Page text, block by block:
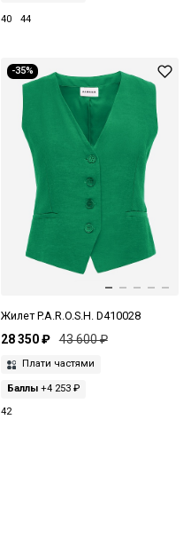
40 44
-35%
Жилет P.A.R.O.S.H. D410028
28 350 ₽ 43 600 ₽
Плати частями
Баллы+4 253 ₽
42